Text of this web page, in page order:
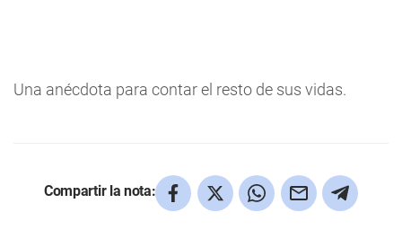
Una anécdota para contar el resto de sus vidas.
Compartir la nota: